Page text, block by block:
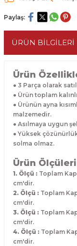
Paylaş:
ÜRÜN BİLGİLERİ
Ürün
● 3 Parça olarak
● Ürün toplam
● Ürünün ayna
malzemedir.
● Asılmaya uygun
● Yüksek
solma olmaz.
Ürün
1. Ölçü : Toplam
cm'dir.
2. Ölçü : Toplam
cm'dir.
3. Ölçü : Toplam
cm'dir.
4. Ölçü : Toplam
cm'dir.